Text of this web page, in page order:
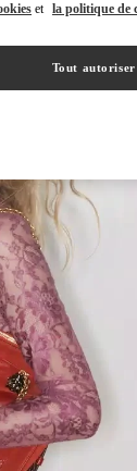
et la politique de
Tout autoriser